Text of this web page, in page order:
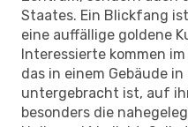
Staates. Ein Blickfang
eine auffällige goldene
Interessierte kommen
das in einem Gebäude
untergebracht ist, auf
besonders die